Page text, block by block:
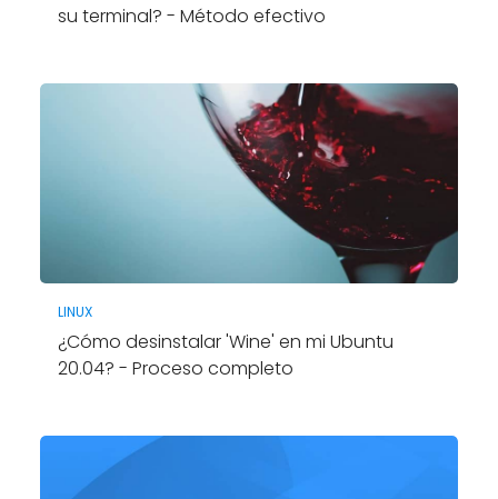
su terminal? - Método efectivo
LINUX
¿Cómo desinstalar 'Wine' en mi Ubuntu
20.04? - Proceso completo